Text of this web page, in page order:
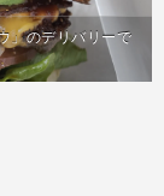
」のデリバリーで